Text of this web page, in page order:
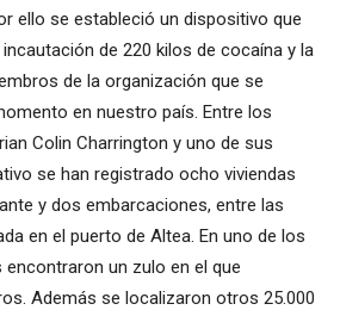
ello se estableció un dispositivo que
de 220 kilos de cocaína y la
de la organización que se
en nuestro país. Entre los
Colin Charrington y uno de sus
se han registrado ocho viviendas
y dos embarcaciones, entre las
en el puerto de Altea. En uno de los
un zulo en el que
Además se localizaron otros 25.000